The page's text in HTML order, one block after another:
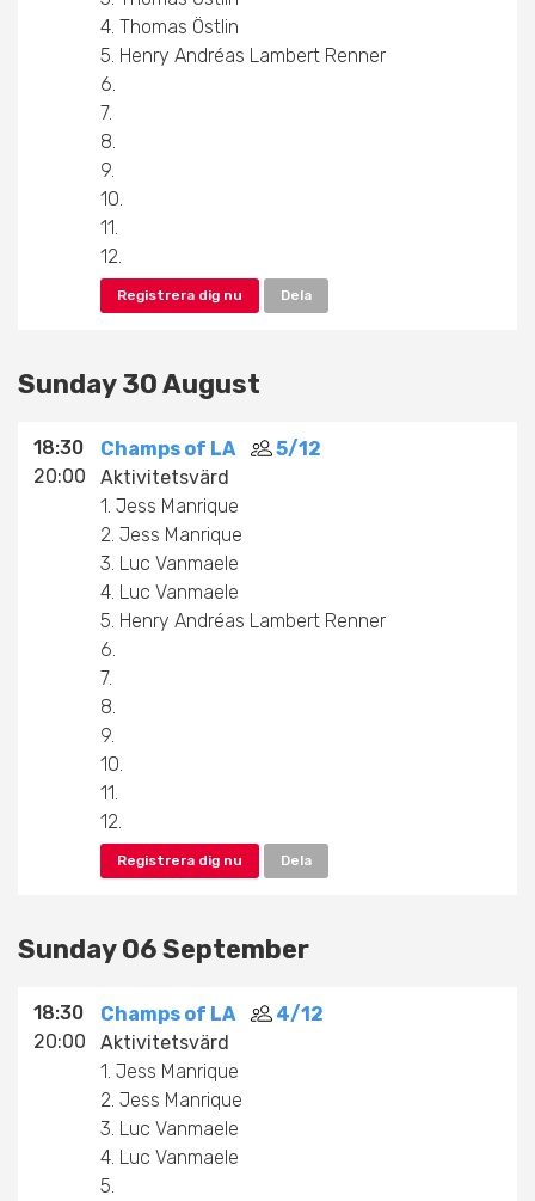
4. Thomas Östlin
5. Henry Andréas Lambert Renner
6.
7.
8.
9.
10.
11.
12.
Registrera dig nu Dela
Sunday 30 August
18:30
20:00
Champs of LA
5/12
Aktivitetsvärd
1. Jess Manrique
2. Jess Manrique
3. Luc Vanmaele
4. Luc Vanmaele
5. Henry Andréas Lambert Renner
6.
7.
8.
9.
10.
11.
12.
Registrera dig nu Dela
Sunday 06 September
18:30
20:00
Champs of LA
4/12
Aktivitetsvärd
1. Jess Manrique
2. Jess Manrique
3. Luc Vanmaele
4. Luc Vanmaele
5.